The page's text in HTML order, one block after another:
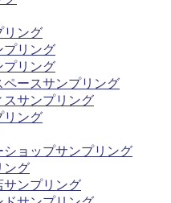
リング
プリング
プリング
ペースサンプリング
スサンプリング
リング
ョップサンプリング
ング
サンプリング